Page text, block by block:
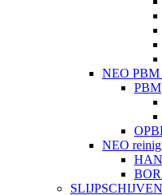
NEO PBM
PBM
NEO
SLIJPSCHIJVEN